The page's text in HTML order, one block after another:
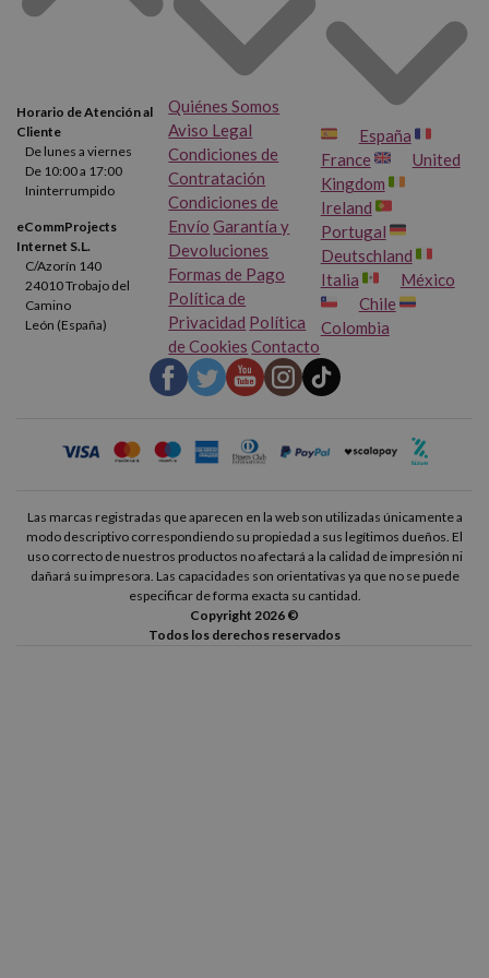
Horario de Atención al
Cliente
De lunes a viernes
De 10:00 a 17:00
Ininterrumpido
eCommProjects
Internet S.L.
C/Azorín 140
24010 Trobajo del
Camino
León (España)
Quiénes Somos
Aviso Legal
Condiciones de
Contratación
Condiciones de
Envío Garantía y
Devoluciones
Formas de Pago
Política de
Privacidad Política
de Cookies Contacto
España
France
United
Kingdom
Ireland
Portugal
Deutschland
Italia
México
Chile
Colombia
Las marcas registradas que aparecen en la web son utilizadas únicamente a
modo descriptivo correspondiendo su propiedad a sus legítimos dueños. El
uso correcto de nuestros productos no afectará a la calidad de impresión ni
dañará su impresora. Las capacidades son orientativas ya que no se puede
especificar de forma exacta su cantidad.
Copyright 2026 ©
Todos los derechos reservados